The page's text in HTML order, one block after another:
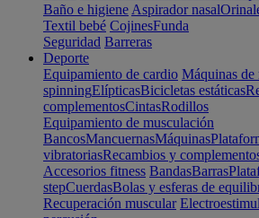
Baño e higiene Aspirador nasal
Textil bebé CojinesFunda
Seguridad Barreras
Deporte
Equipamiento de cardio Máquinas de
spinningElípticasBicicletas estáticas
complementosCintasRodillos
Equipamiento de musculación
BancosMancuernasMáquinas
vibratoriasRecambios y
Accesorios fitness BandasBarras
stepCuerdasBolas y esferas de
Recuperación muscular